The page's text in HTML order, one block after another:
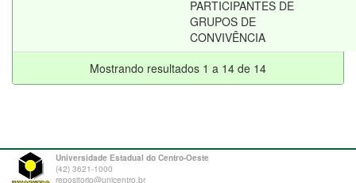
PARTICIPANTES DE
GRUPOS DE
CONVIVÊNCIA
Mostrando resultados 1 a 14 de 14
Universidade Estadual do Centro-Oeste
(42) 3621-1000
repositorio@unicentro.br